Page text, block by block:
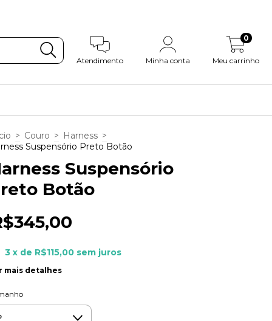
Atendimento Minha conta Meu carrinho
0
> Couro > Harness >
Suspensório Preto Botão
Suspensório
Botão
3 x de R$115,00 sem juros
mais detalhes